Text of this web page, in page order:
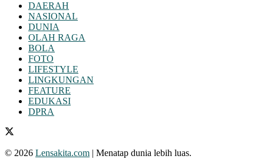
DAERAH
NASIONAL
DUNIA
OLAH RAGA
BOLA
FOTO
LIFESTYLE
LINGKUNGAN
FEATURE
EDUKASI
DPRA
© 2026 Lensakita.com | Menatap dunia lebih luas.